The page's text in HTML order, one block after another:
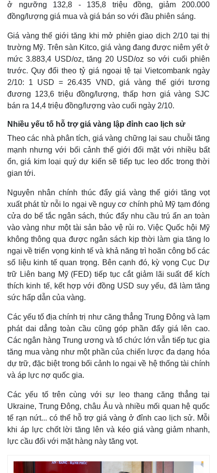
ở ngưỡng 132,8 - 135,8 triệu đồng, giảm 200.000
đồng/lượng giá mua và giá bán so với đầu phiên sáng.
Giá vàng thế giới tăng khi mở phiên giao dịch 2/10 tại thị
trường Mỹ. Trên sàn Kitco, giá vàng đang được niêm yết ở
mức 3.883,4 USD/oz, tăng 20 USD/oz so với cuối phiên
trước. Quy đổi theo tỷ giá ngoại tệ tại Vietcombank ngày
2/10: 1 USD = 26.435 VND, giá vàng thế giới tương
đương 123,6 triệu đồng/lượng, thấp hơn giá vàng SJC
bán ra 14,4 triệu đồng/lượng vào cuối ngày 2/10.
Nhiều yếu tố hỗ trợ giá vàng lập đỉnh cao lịch sử
Theo các nhà phân tích, giá vàng chững lại sau chuỗi tăng
mạnh nhưng với bối cảnh thế giới đối mặt với nhiều bất
ổn, giá kim loại quý dự kiến sẽ tiếp tục leo dốc trong thời
gian tới.
Nguyên nhân chính thúc đẩy giá vàng thế giới tăng vọt
xuất phát từ nỗi lo ngại về nguy cơ chính phủ Mỹ tạm đóng
cửa do bế tắc ngân sách, thúc đẩy nhu cầu trú ẩn an toàn
vào vàng như một tài sản bảo vệ rủi ro. Việc Quốc hội Mỹ
không thông qua được ngân sách kịp thời làm gia tăng lo
ngại về triển vọng kinh tế và khả năng trì hoãn công bố các
số liệu kinh tế quan trọng. Bên cạnh đó, kỳ vọng Cục Dự
trữ Liên bang Mỹ (FED) tiếp tục cắt giảm lãi suất để kích
thích kinh tế, kết hợp với đồng USD suy yếu, đã làm tăng
sức hấp dẫn của vàng.
Các yếu tố địa chính trị như căng thẳng Trung Đông và lạm
phát dai dẳng toàn cầu cũng góp phần đẩy giá lên cao.
Các ngân hàng Trung ương và tổ chức lớn vẫn tiếp tục gia
tăng mua vàng như một phần của chiến lược đa dạng hóa
dự trữ, đặc biệt trong bối cảnh lo ngại về hệ thống tài chính
và áp lực nợ quốc gia.
Các yếu tố trên cùng với sự leo thang căng thẳng tại
Ukraine, Trung Đông, châu Âu và nhiều mối quan hệ quốc
tế rạn nứt... có thể hỗ trợ giá vàng ở đỉnh cao lịch sử. Mỗi
khi áp lực chốt lời tăng lên và kéo giá vàng giảm nhanh,
lực cầu đối với mặt hàng này tăng vọt.